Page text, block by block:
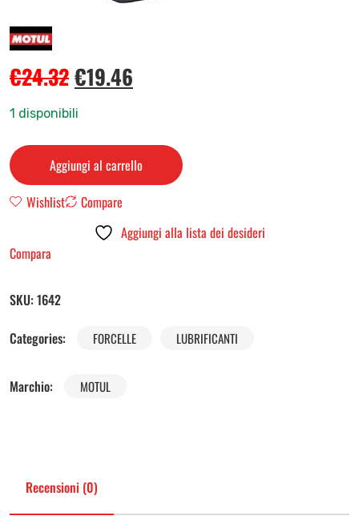
€24.32€19.46
1 disponibili
Aggiungi al carrello
Wishlist
Compare
Aggiungi alla lista dei desideri
Compara
SKU: 1642
Categories:
FORCELLE LUBRIFICANTI
Marchio: MOTUL
Recensioni (0)